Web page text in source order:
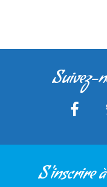
Suivez-
S'inscrire